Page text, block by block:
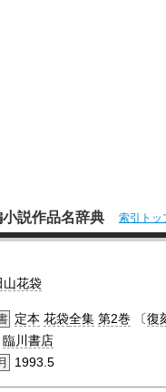
説作品名辞典 索引トッ
山花袋
定本 花袋全集 第2巻 〔復
臨川書店
1993.5